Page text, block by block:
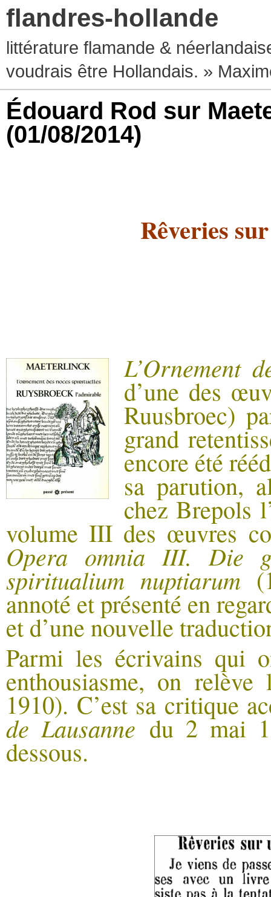
flandres-hollande
littérature flamande &
voudrais être Hollandais. »
Édouard Rod sur
(01/08/2014)
Rêveries
L’Ornement
d’une des
Ruusbroec)
grand
encore été
sa parution,
chezBrepols
volume III des œuvres
Opera omnia III. Die
spiritualium nuptiarum
annoté et présenté en
et d’une nouvelle
Parmi les écrivains qui
enthousiasme, on relève
1910). C’est sa critique
de Lausanne du 2 mai
dessous.